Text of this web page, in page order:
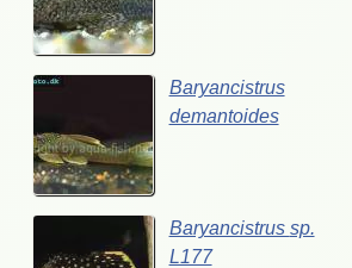
Baryancistrus
demantoides
Baryancistrus sp.
L177